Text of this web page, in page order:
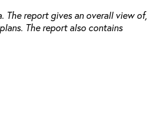
The report gives an overall view of,
The report also contains